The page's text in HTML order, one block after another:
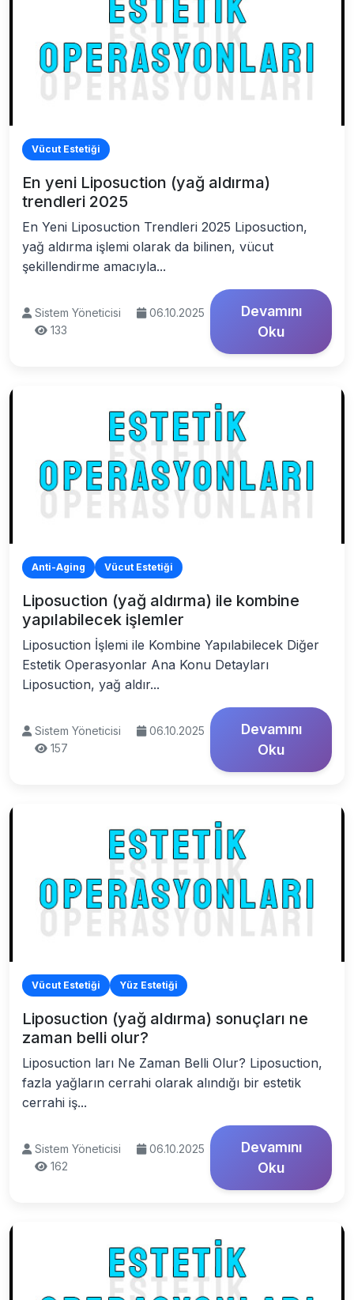
Vücut Estetiği
En yeni Liposuction (yağ aldırma)
trendleri 2025
En Yeni Liposuction Trendleri 2025 Liposuction,
yağ aldırma işlemi olarak da bilinen, vücut
şekillendirme amacıyla...
Sistem Yöneticisi
06.10.2025
133
Devamını
Oku
Anti-Aging Vücut Estetiği
Liposuction (yağ aldırma) ile kombine
yapılabilecek işlemler
Liposuction İşlemi ile Kombine Yapılabilecek Diğer
Estetik Operasyonlar Ana Konu Detayları
Liposuction, yağ aldır...
Sistem Yöneticisi
06.10.2025
157
Devamını
Oku
Vücut Estetiği Yüz Estetiği
Liposuction (yağ aldırma) sonuçları ne
zaman belli olur?
Liposuction ları Ne Zaman Belli Olur? Liposuction,
fazla yağların cerrahi olarak alındığı bir estetik
cerrahi iş...
Sistem Yöneticisi
06.10.2025
162
Devamını
Oku